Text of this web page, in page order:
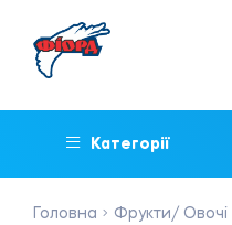
Категорії
Головна Фрукти/ Овочі